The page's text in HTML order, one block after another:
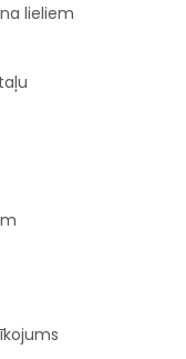
lieliem